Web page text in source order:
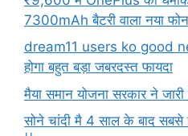
7300mAh बैटरी वाला नया
dream11 users ko good
होगा बहुत बड़ा जबरदस्त फायदा
मैया समान योजना सरकार ने
सोने चांदी मै 4 साल के बाद सबसे